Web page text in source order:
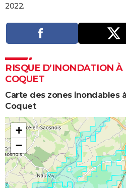
AVIS DE DÉCÈS
FORUM
Bricolage
Lifestyle
Culture
Sport
Auto
Television
Voyage
Cinema
2022.
RISQUE D’INONDATION
COQUET
Carte des zones inondables
Coquet
+
−